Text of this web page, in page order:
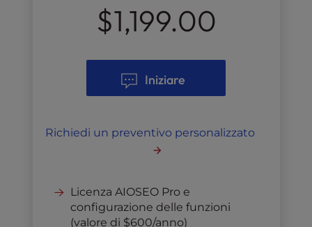
$1,199.00
Iniziare
Richiedi un preventivo personalizzato
Licenza AIOSEO Pro e
configurazione delle funzioni
(valore di $600/anno)